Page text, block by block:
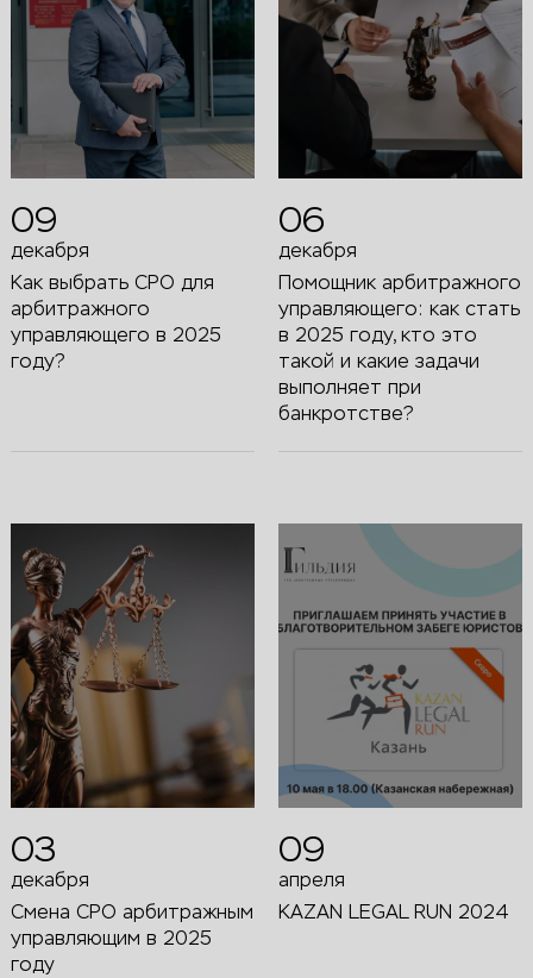
09
декабря
Как выбрать СРО для
арбитражного
управляющего в 2025
году?
06
декабря
Помощник арбитражного
управляющего: как стать
в 2025 году, кто это
такой и какие задачи
выполняет при
банкротстве?
03
декабря
Смена СРО арбитражным
управляющим в 2025
году
09
апреля
KAZAN LEGAL RUN 2024